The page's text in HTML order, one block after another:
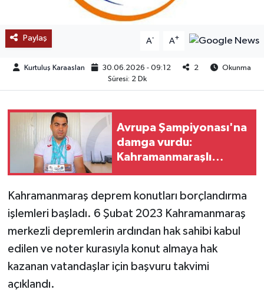
Paylaş A- A+
Kurtuluş Karaaslan 30.06.2026 - 09:12 2
Okunma
Süresi: 2 Dk
Avrupa Şampiyonası'na
damga vurdu:
Kahramanmaraşlı
Kahramanmaraş deprem konutları borçlandırma
işlemleri başladı. 6 Şubat 2023 Kahramanmaraş
merkezli depremlerin ardından hak sahibi kabul
edilen ve noter kurasıyla konut almaya hak
kazanan vatandaşlar için başvuru takvimi
açıklandı.
POPÜLER
TREND
MEDYA
OTOMOTİV
TEKNOLOJİ
YAŞAM